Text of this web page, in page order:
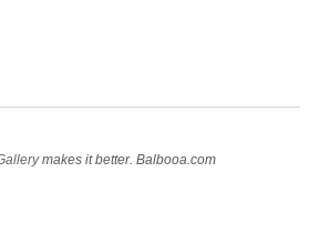
makes it better. Balbooa.com